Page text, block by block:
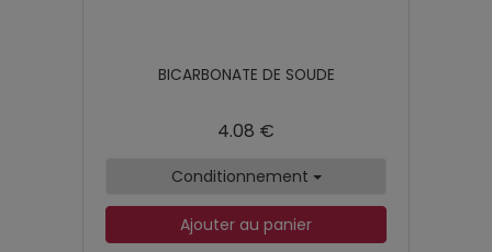
BICARBONATE DE SOUDE
4.08 €
Conditionnement
Ajouter au panier